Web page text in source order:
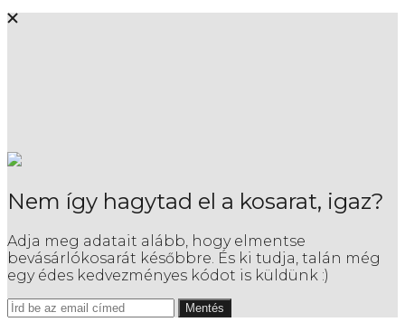
Nem így hagytad el a kosarat, igaz?
Adja meg adatait alább, hogy elmentse
bevásárlókosarát későbbre. És ki tudja, talán még
egy édes kedvezményes kódot is küldünk :)
Mentés